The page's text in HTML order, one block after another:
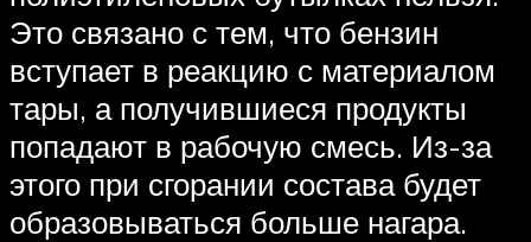
Это связано с тем, что бензин
вступает в реакцию с материалом
тары, а получившиеся продукты
попадают в рабочую смесь. Из-за
этого при сгорании состава будет
образовываться больше нагара.